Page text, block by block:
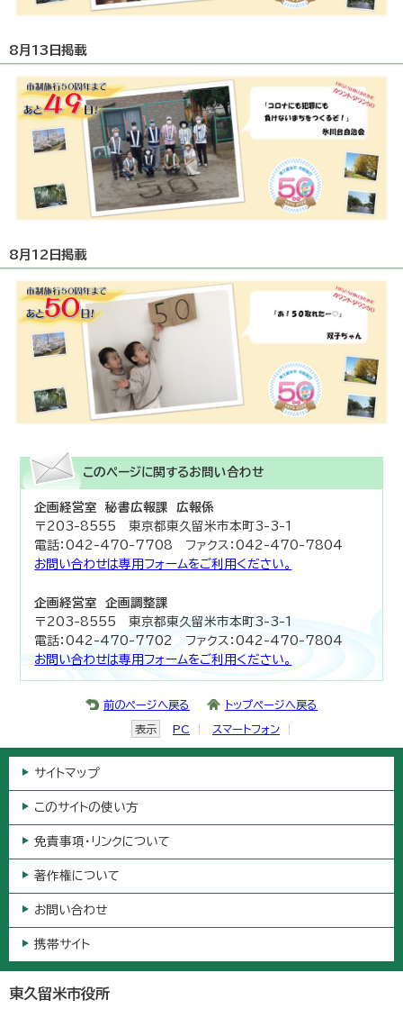
8月13日掲載
8月12日掲載
このページに関するお問い合わせ
企画経営室 秘書広報課 広報係
〒203-8555 東京都東久留米市本町3-3-1
電話：042-470-7708 ファクス：042-470-7804
お問い合わせは専用フォームをご利用ください。
企画経営室 企画調整課
〒203-8555 東京都東久留米市本町3-3-1
電話：042-470-7702 ファクス：042-470-7804
お問い合わせは専用フォームをご利用ください。
前のページへ戻る トップページへ戻る
表示 PC スマートフォン
サイトマップ
このサイトの使い方
免責事項・リンクについて
著作権について
お問い合わせ
携帯サイト
東久留米市役所